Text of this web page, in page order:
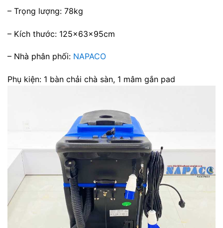
– Trọng lượng: 78kg
– Kích thước: 125x63x95cm
– Nhà phân phối: NAPACO
Phụ kiện: 1 bàn chải chà sàn, 1 mâm gắn pad